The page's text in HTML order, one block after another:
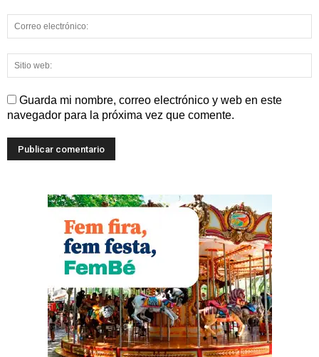
Guarda mi nombre, correo electrónico y web en este
navegador para la próxima vez que comente.